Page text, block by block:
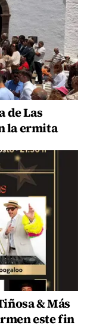
de Las
la ermita
& Más
este fin